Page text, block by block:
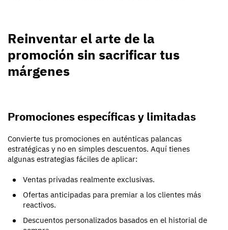
Reinventar el arte de la
promoción sin sacrificar tus
márgenes
Promociones específicas y limitadas
Convierte tus promociones en auténticas palancas
estratégicas y no en simples descuentos. Aquí tienes
algunas estrategias fáciles de aplicar:
Ventas privadas realmente exclusivas.
Ofertas anticipadas para premiar a los clientes más
reactivos.
Descuentos personalizados basados en el historial de